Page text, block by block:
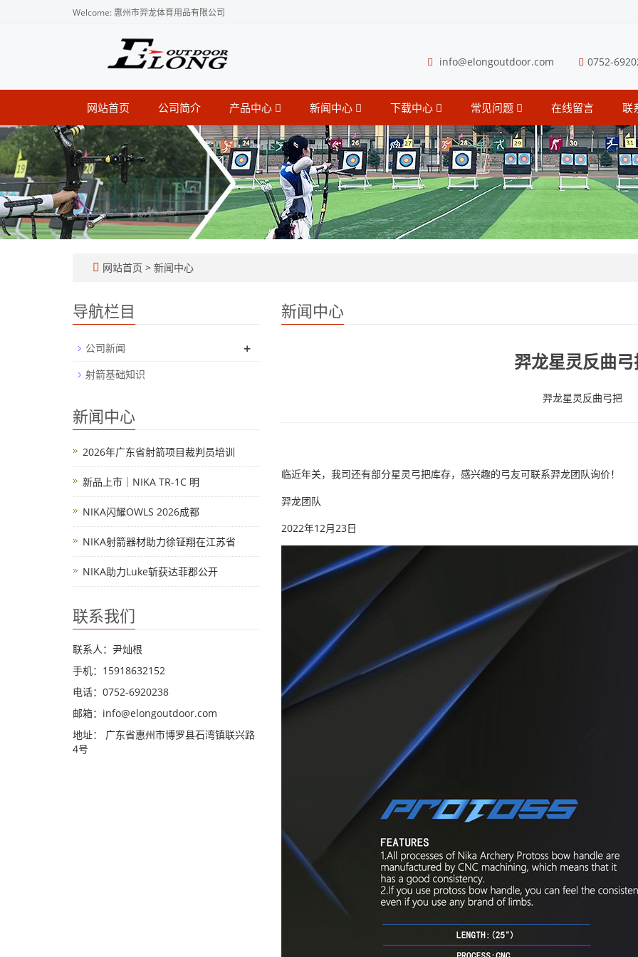
Welcome: 惠州市羿龙体育用品有限公司
info@elongoutdoor.com 0752-
网站首页 公司简介 产品中心 新闻中心 下载中心 常见问题 在线留言 联
网站首页 > 新闻中心
新闻中心
羿龙星灵反曲
羿龙星灵反曲弓把
临近年关，我司还有部分星灵弓把库存，感兴趣的弓友可联系羿龙团队询价！
羿龙团队
2022年12月23日
导航栏目
公司新闻 +
射箭基础知识
新闻中心
2026年广东省射箭项目裁判员培训
新品上市｜NIKA TR-1C 明
NIKA闪耀OWLS 2026成都
NIKA射箭器材助力徐钲翔在江苏省
NIKA助力Luke斩获达菲郡公开
联系我们
联系人：尹灿根
手机：15918632152
电话：0752-6920238
邮箱： info@elongoutdoor.com
地址： 广东省惠州市博罗县石湾镇联兴路
4号